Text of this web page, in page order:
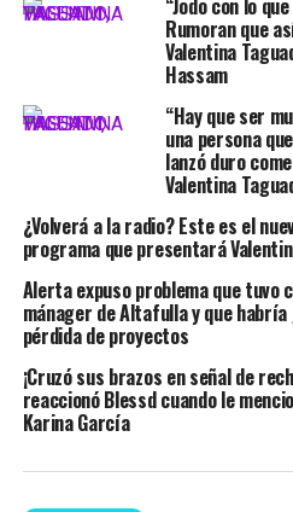
“Jodo con lo
Rumoran que
Valentina
Hassam
“Hay que ser
una persona
lanzó duro
Valentina
¿Volverá a la radio? Este es el
programa que presentará
Alerta expuso problema que tuvo
mánager de Altafulla y que
pérdida de proyectos
¡Cruzó sus brazos en señal de
reaccionó Blessd cuando le
Karina García